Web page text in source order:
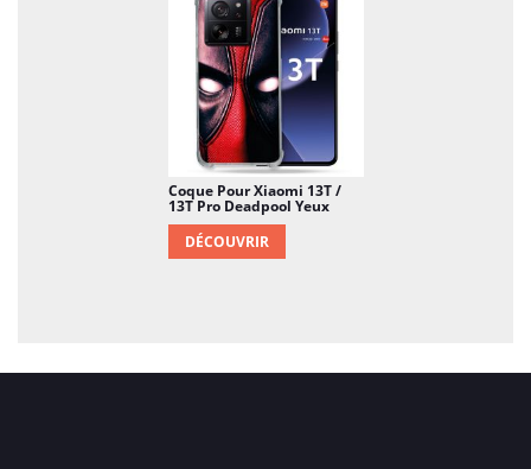
Coque Pour Xiaomi 13T /
13T Pro Deadpool Yeux
DÉCOUVRIR